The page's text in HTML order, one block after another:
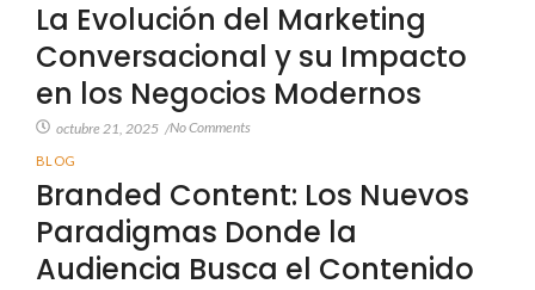
La Evolución del Marketing
Conversacional y su Impacto
en los Negocios Modernos
octubre 21, 2025 /No Comments
BLOG
Branded Content: Los Nuevos
Paradigmas Donde la
Audiencia Busca el Contenido